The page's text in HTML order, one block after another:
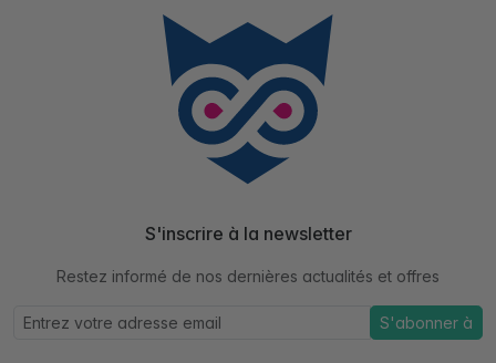
S'inscrire à la newsletter
Restez informé de nos dernières actualités et offres
S'abonner à